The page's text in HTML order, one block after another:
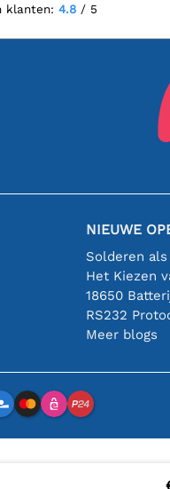
klanten: 4.8/ 5
NIEUWE
RS232
Meer blogs